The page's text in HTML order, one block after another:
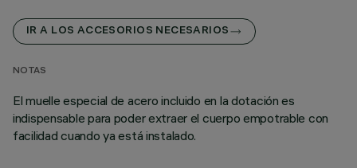
IR A LOS ACCESORIOS NECESARIOS
NOTAS
El muelle especial de acero incluido en la dotación es
indispensable para poder extraer el cuerpo empotrable con
facilidad cuando ya está instalado.